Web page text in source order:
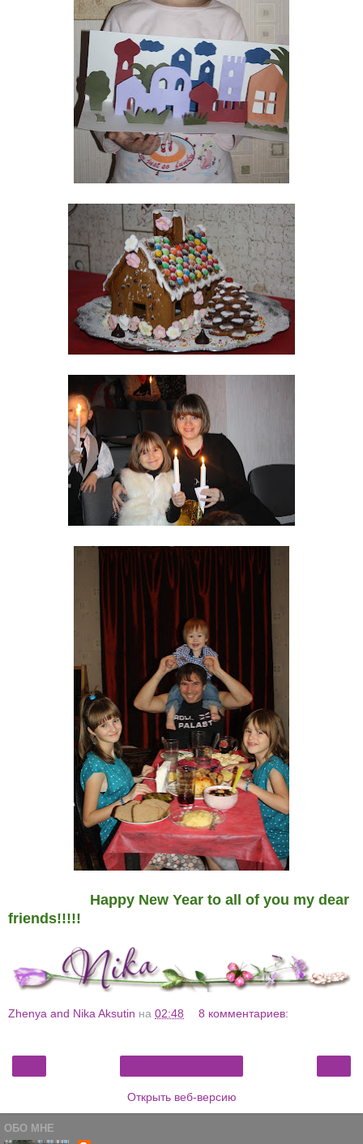
Happy New Year to all of you my dear
friends!!!!!
Zhenya and Nika Aksutin на 02:48 8 комментариев:
Открыть веб-версию
ОБО МНЕ